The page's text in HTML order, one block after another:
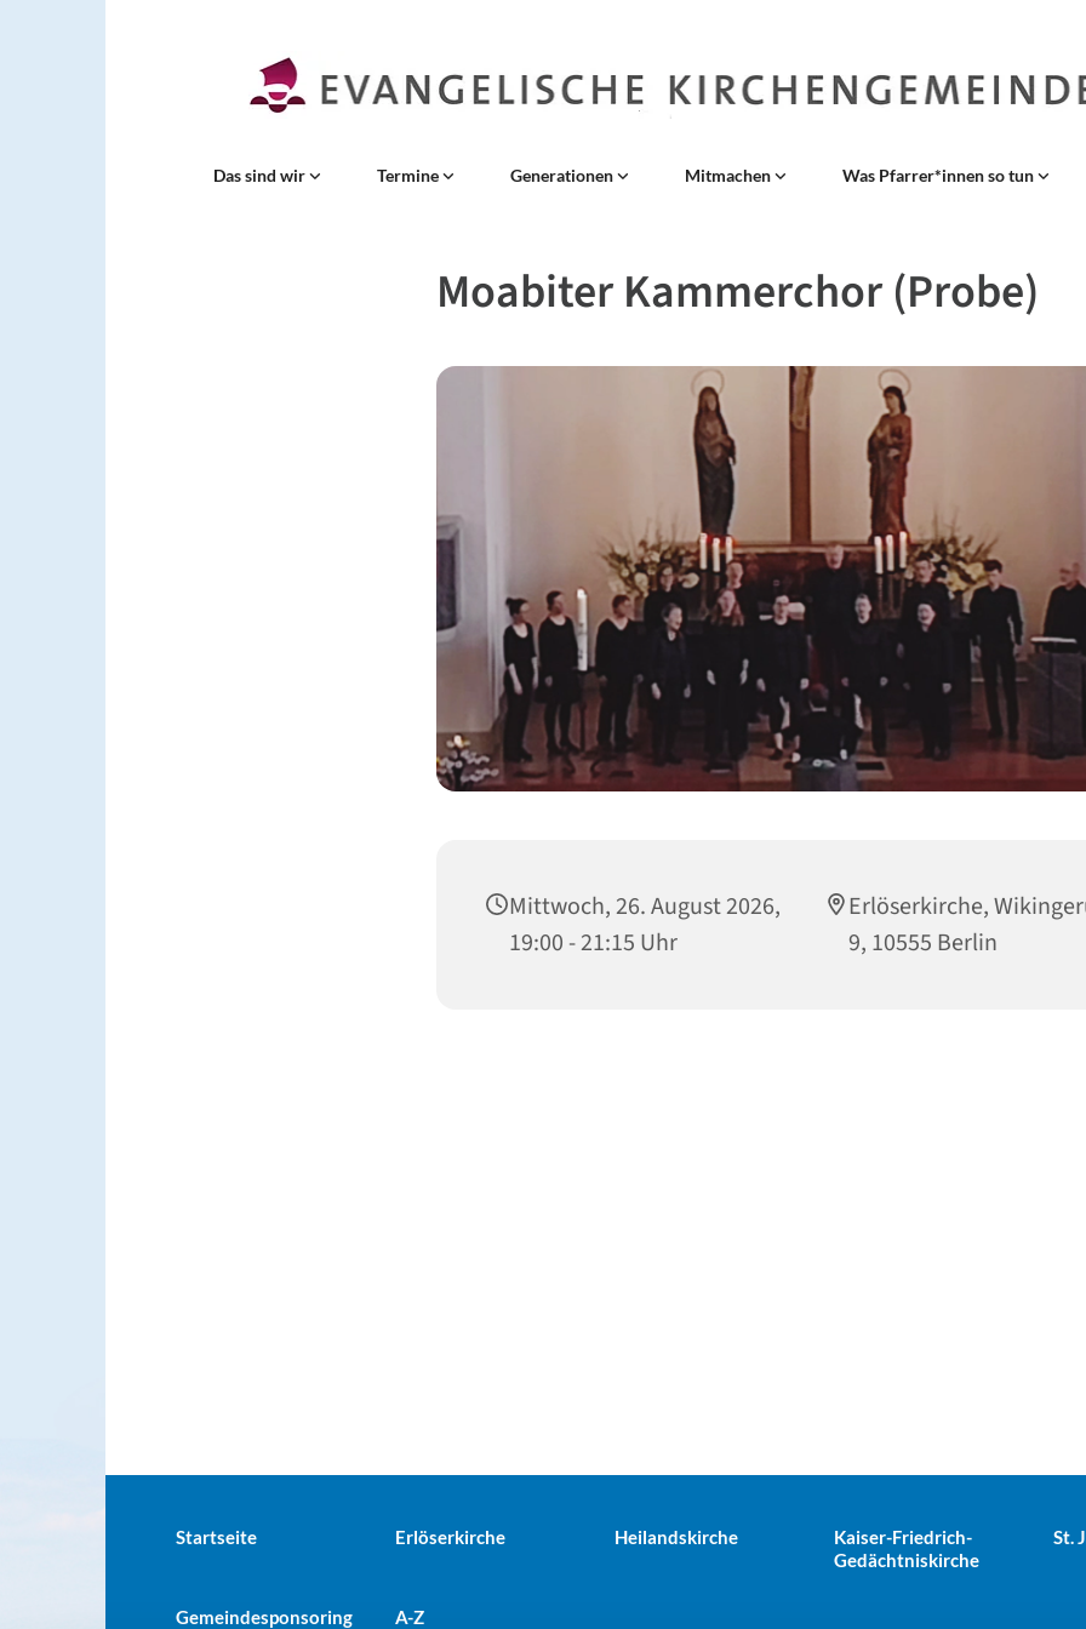
Das sind wir Termine Generationen Mitmachen Was Pfarrer*innen so tun
Moabiter Kammerchor (Probe)
Mittwoch, 26. August 2026,
19:00 - 21:15 Uhr
Erlöserkirche,
9, 10555 Berlin
Startseite Erlöserkirche Heilandskirche
Kaiser-Friedrich-
Gedächtniskirche
St.
Gemeindesponsoring A-Z